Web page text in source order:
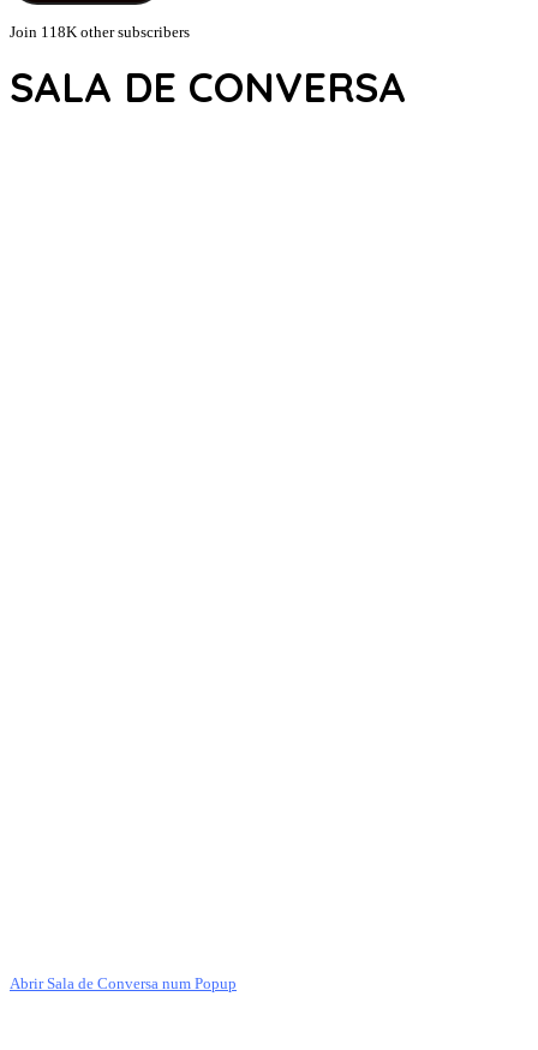
Join 118K other subscribers
SALA DE CONVERSA
Abrir Sala de Conversa num Popup